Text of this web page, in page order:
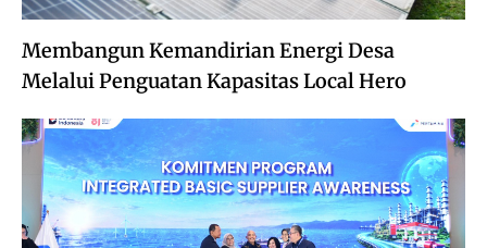
Membangun Kemandirian Energi Desa
Melalui Penguatan Kapasitas Local Hero